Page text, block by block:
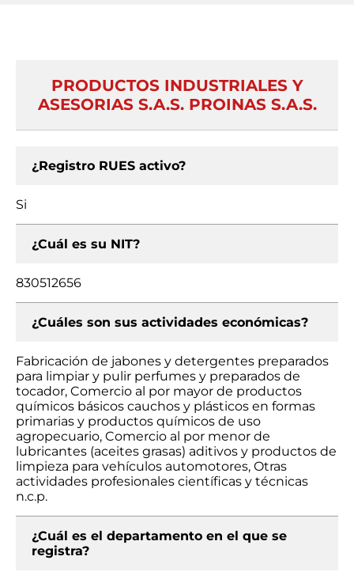
PRODUCTOS INDUSTRIALES Y
ASESORIAS S.A.S. PROINAS S.A.S.
¿Registro RUES activo?
Si
¿Cuál es su NIT?
830512656
¿Cuáles son sus actividades económicas?
Fabricación de jabones y detergentes preparados
para limpiar y pulir perfumes y preparados de
tocador, Comercio al por mayor de productos
químicos básicos cauchos y plásticos en formas
primarias y productos químicos de uso
agropecuario, Comercio al por menor de
lubricantes (aceites grasas) aditivos y productos de
limpieza para vehículos automotores, Otras
actividades profesionales científicas y técnicas
n.c.p.
¿Cuál es el departamento en el que se
registra?